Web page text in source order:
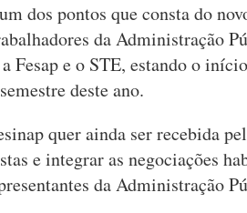
dos pontos que consta do
da Administração
Fesap e o STE, estando o
deste ano.
quer ainda ser recebida
e integrar as negociações
da Administração